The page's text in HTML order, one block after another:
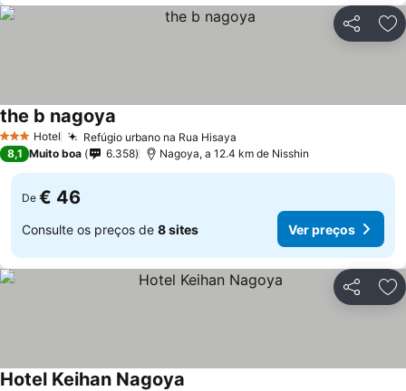
Partilhar
3 EstrelasHotel Refúgio urbano na Rua Hisaya
the b nagoya
8,1 Muito boa 6.358 Nagoya, a 12.4 km de Nisshin
De € 46
Consulte os preços de 8 sites Ver preços
Partilhar
Hotel Keihan Nagoya